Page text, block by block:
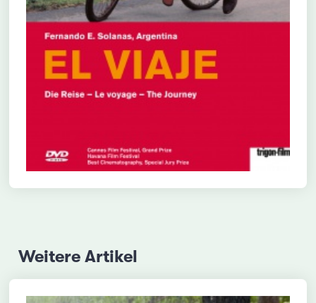
Weitere Artikel